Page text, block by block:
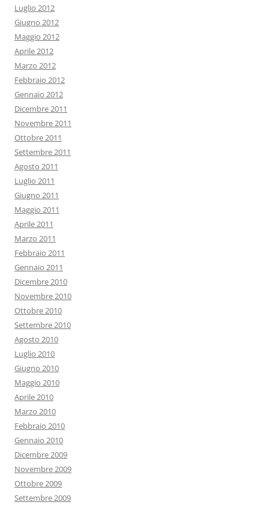
Luglio 2012
Giugno 2012
Maggio 2012
Aprile 2012
Marzo 2012
Febbraio 2012
Gennaio 2012
Dicembre 2011
Novembre 2011
Ottobre 2011
Settembre 2011
Agosto 2011
Luglio 2011
Giugno 2011
Maggio 2011
Aprile 2011
Marzo 2011
Febbraio 2011
Gennaio 2011
Dicembre 2010
Novembre 2010
Ottobre 2010
Settembre 2010
Agosto 2010
Luglio 2010
Giugno 2010
Maggio 2010
Aprile 2010
Marzo 2010
Febbraio 2010
Gennaio 2010
Dicembre 2009
Novembre 2009
Ottobre 2009
Settembre 2009